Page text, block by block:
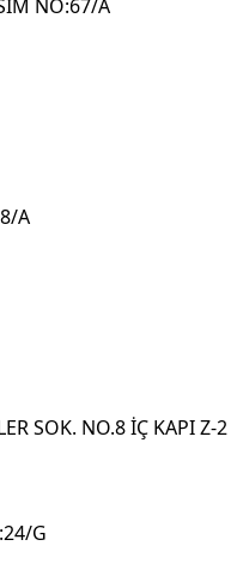
NO:67/A
A
SOK. NO.8 İÇ KAPI Z-2
G